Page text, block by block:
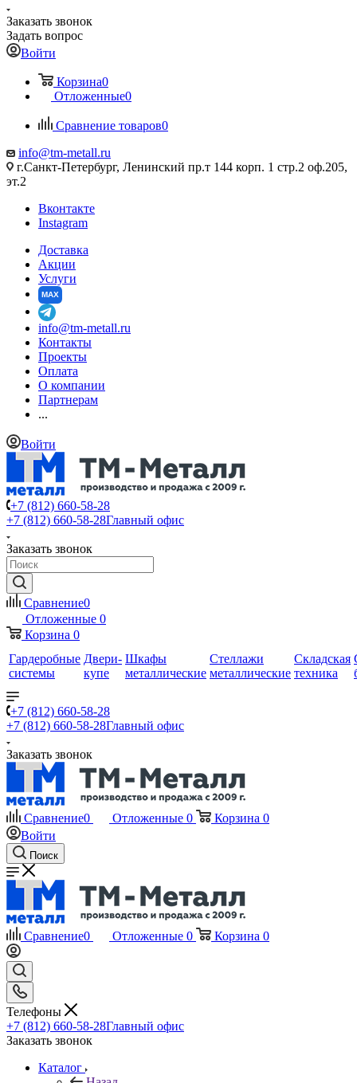
Заказать звонок
Задать вопрос
Войти
Корзина0
Отложенные0
Сравнение товаров0
info@tm-metall.ru
г.Санкт-Петербург, Ленинский пр.т 144 корп. 1 стр.2 оф.205,
эт.2
Вконтакте
Instagram
Доставка
Акции
Услуги
MAX
info@tm-metall.ru
Контакты
Проекты
Оплата
О компании
Партнерам
...
Войти
+7 (812) 660-58-28
+7 (812) 660-58-28Главный офис
Заказать звонок
Сравнение0
Отложенные 0
Корзина 0
Гардеробные
системы
Двери-
купе
Шкафы
металлические
Стеллажи
металлические
Складская
техника
+7 (812) 660-58-28
+7 (812) 660-58-28Главный офис
Заказать звонок
Сравнение0 Отложенные 0 Корзина 0
Войти
Поиск
Сравнение0 Отложенные 0 Корзина 0
Телефоны
+7 (812) 660-58-28Главный офис
Заказать звонок
Каталог